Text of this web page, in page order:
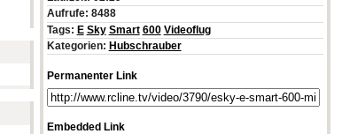
Aufrufe: 8488
Tags: E Sky Smart 600 Videoflug
Kategorien: Hubschrauber
Permanenter Link
Embedded Link